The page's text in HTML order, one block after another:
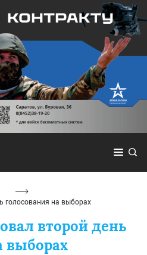
голосования на выборах
второй день
выборах